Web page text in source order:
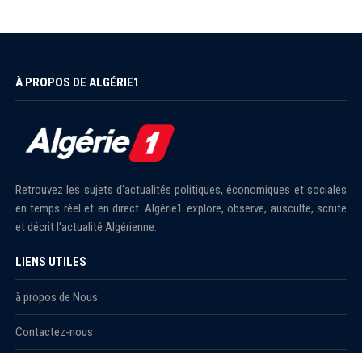
À PROPOS DE ALGÉRIE1
Retrouvez les sujets d'actualités politiques, économiques et sociales
en temps réel et en direct. Algérie1 explore, observe, ausculte, scrute
et décrit l'actualité Algérienne.
LIENS UTILES
à propos de Nous
Contactez-nous